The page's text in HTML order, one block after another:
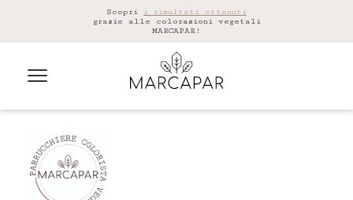
Scopri i risultati ottenuti
grazie alle colorazioni vegetali
MARCAPAR!